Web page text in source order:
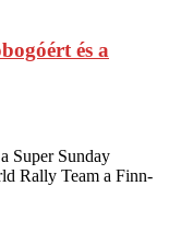
és a
Super Sunday
Rally Team a Finn-